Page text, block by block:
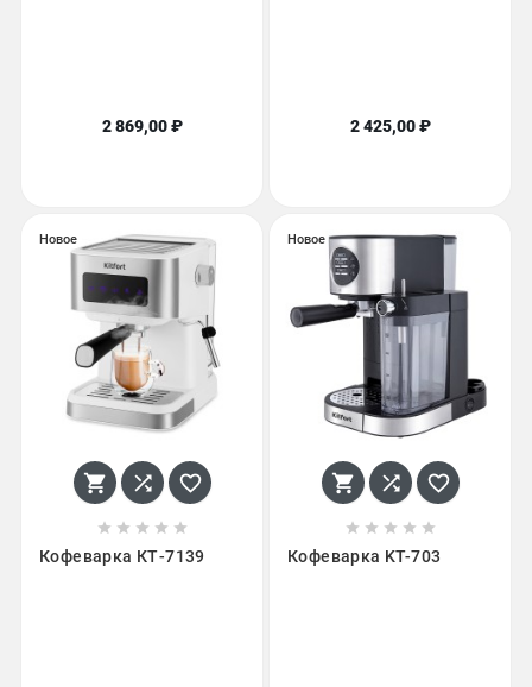
2 869,00 ₽ 2 425,00 ₽
Новое
  
    
Кофеварка КТ-7139
Новое
  
    
Кофеварка KT-703